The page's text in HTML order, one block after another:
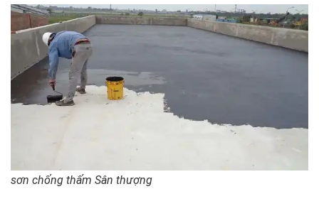
sơn chống thấm Sân thượng